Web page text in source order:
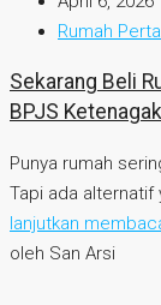
Rumah
Sekarang Beli
BPJS
Punya rumah
Tapi ada alternatif
lanjutkan
oleh San Arsi